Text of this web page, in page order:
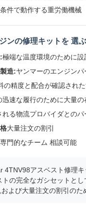
件で動作する重労働機械
ンの修理キットを 選
極端な温度環境のために設
造:ヤンマーのエンジン
の精度と配合が確認され
迅速な履行のために大量
れる物流プロバイダとのパ
大量注文の割引
専門的なチーム 相談可能
4TNV98アスベスト修理
の完全なガシセットと
よび大量注文の割引のた